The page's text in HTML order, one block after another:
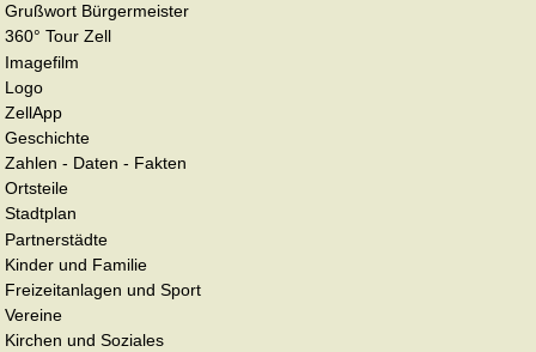
Grußwort Bürgermeister
360° Tour Zell
Imagefilm
Logo
ZellApp
Geschichte
Zahlen - Daten - Fakten
Ortsteile
Stadtplan
Partnerstädte
Kinder und Familie
Freizeitanlagen und Sport
Vereine
Kirchen und Soziales